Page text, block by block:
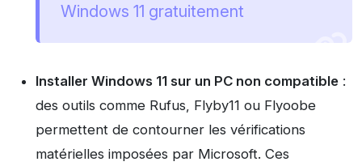
Windows 11 gratuitement
Installer Windows 11 sur un PC non compatible :
des outils comme Rufus, Flyby11 ou Flyoobe
permettent de contourner les vérifications
matérielles imposées par Microsoft. Ces